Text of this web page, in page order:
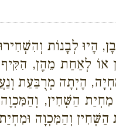
הָיוּ לְבָנוֹת
אוֹ לְאַחַת מֵהֶן,
הָיְתָה מְרֻבַּעַת
הַשְּׁחִין,
וְהַמִּכְוָה